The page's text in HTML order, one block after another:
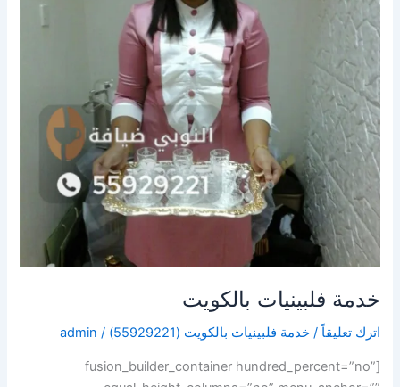
خدمة فلبينيات بالكويت
اترك تعليقاً /خدمة فلبينيات بالكويت (55929221) /
admin
[fusion_builder_container hundred_percent=”no”